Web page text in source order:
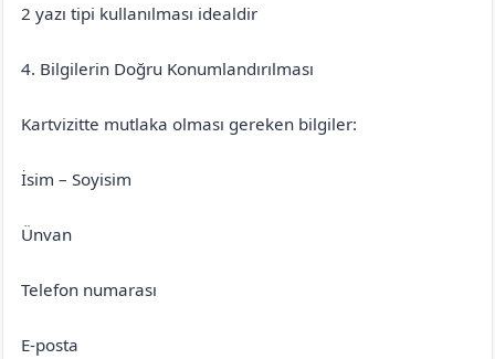
2 yazı tipi kullanılması idealdir
4. Bilgilerin Doğru Konumlandırılması
Kartvizitte mutlaka olması gereken bilgiler:
İsim – Soyisim
Ünvan
Telefon numarası
E-posta